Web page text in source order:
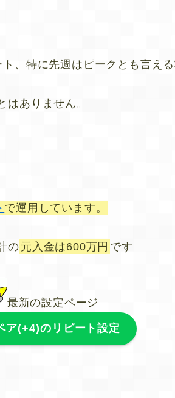
、特に先週はピークとも言える
ありません。
で運用しています。
の 元入金は600万円 です
最新の設定ページ
ア(+4)のリピート設定